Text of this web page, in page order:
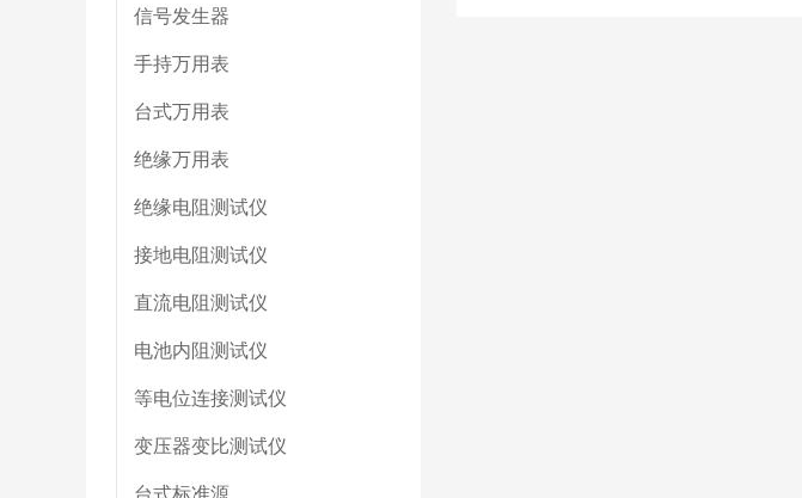
信号发生器
手持万用表
台式万用表
绝缘万用表
绝缘电阻测试仪
接地电阻测试仪
直流电阻测试仪
电池内阻测试仪
等电位连接测试仪
变压器变比测试仪
台式标准源